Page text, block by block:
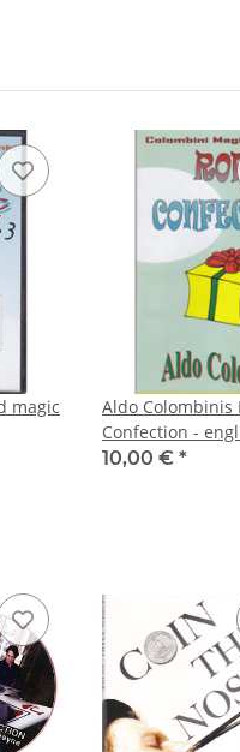
Aldo Colombinis
Confection
10,00 € *